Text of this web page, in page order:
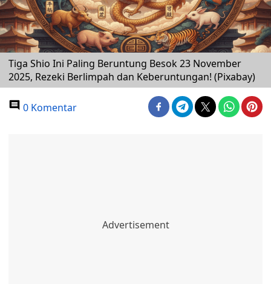
Tiga Shio Ini Paling Beruntung Besok 23 November
2025, Rezeki Berlimpah dan Keberuntungan! (Pixabay)
0 Komentar